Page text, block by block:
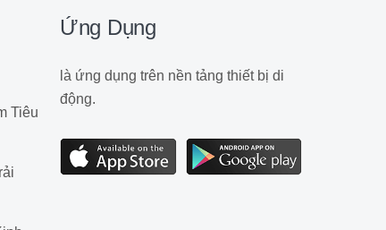
Tiêu
Ứng Dụng
là ứng dụng trên nền tảng thiết bị di
động.